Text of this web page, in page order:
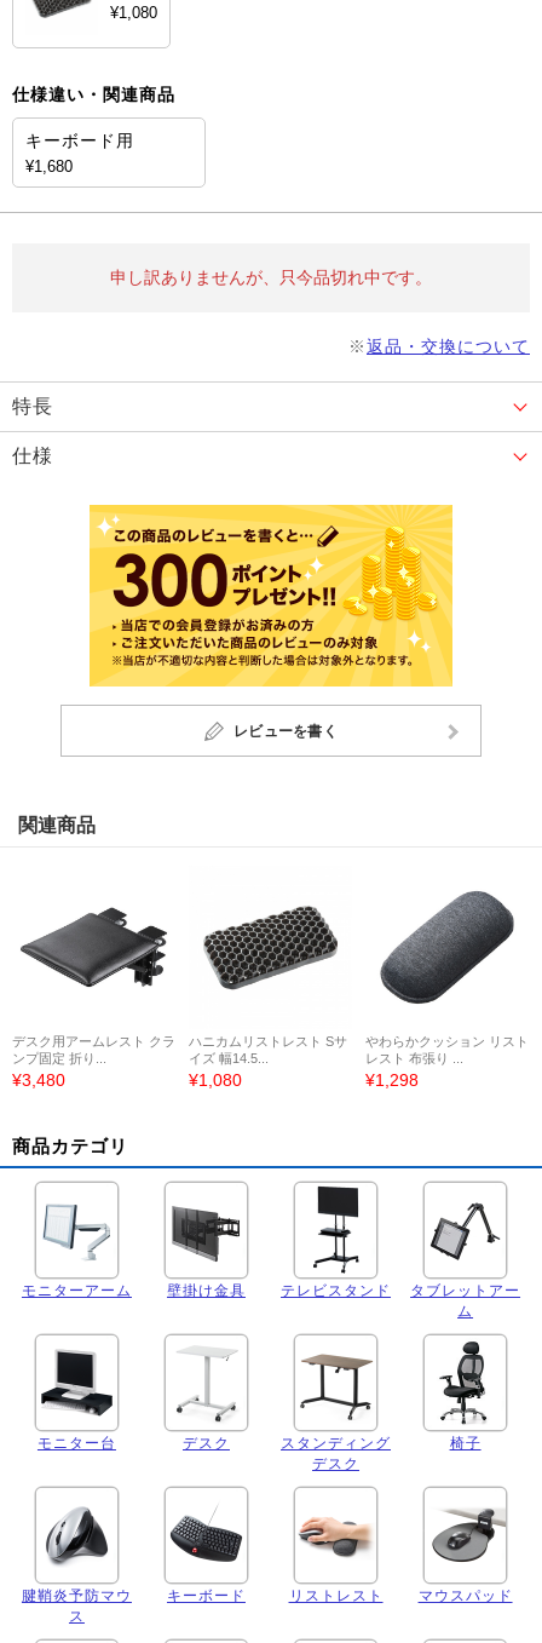
¥1,080
仕様違い・関連商品
キーボード用
¥1,680
申し訳ありませんが、只今品切れ中です。
※返品・交換について
特長
仕様
レビューを書く
関連商品
デスク用アームレスト クラ
ンプ固定 折り...
¥3,480
ハニカムリストレスト Sサ
イズ 幅14.5...
¥1,080
やわらかクッション リスト
レスト 布張り ...
¥1,298
商品カテゴリ
モニターアーム 壁掛け金具 テレビスタンド
タブレットアー
ム
モニター台 デスク
スタンディング
デスク
椅子
腱鞘炎予防マウ
ス
キーボード リストレスト マウスパッド